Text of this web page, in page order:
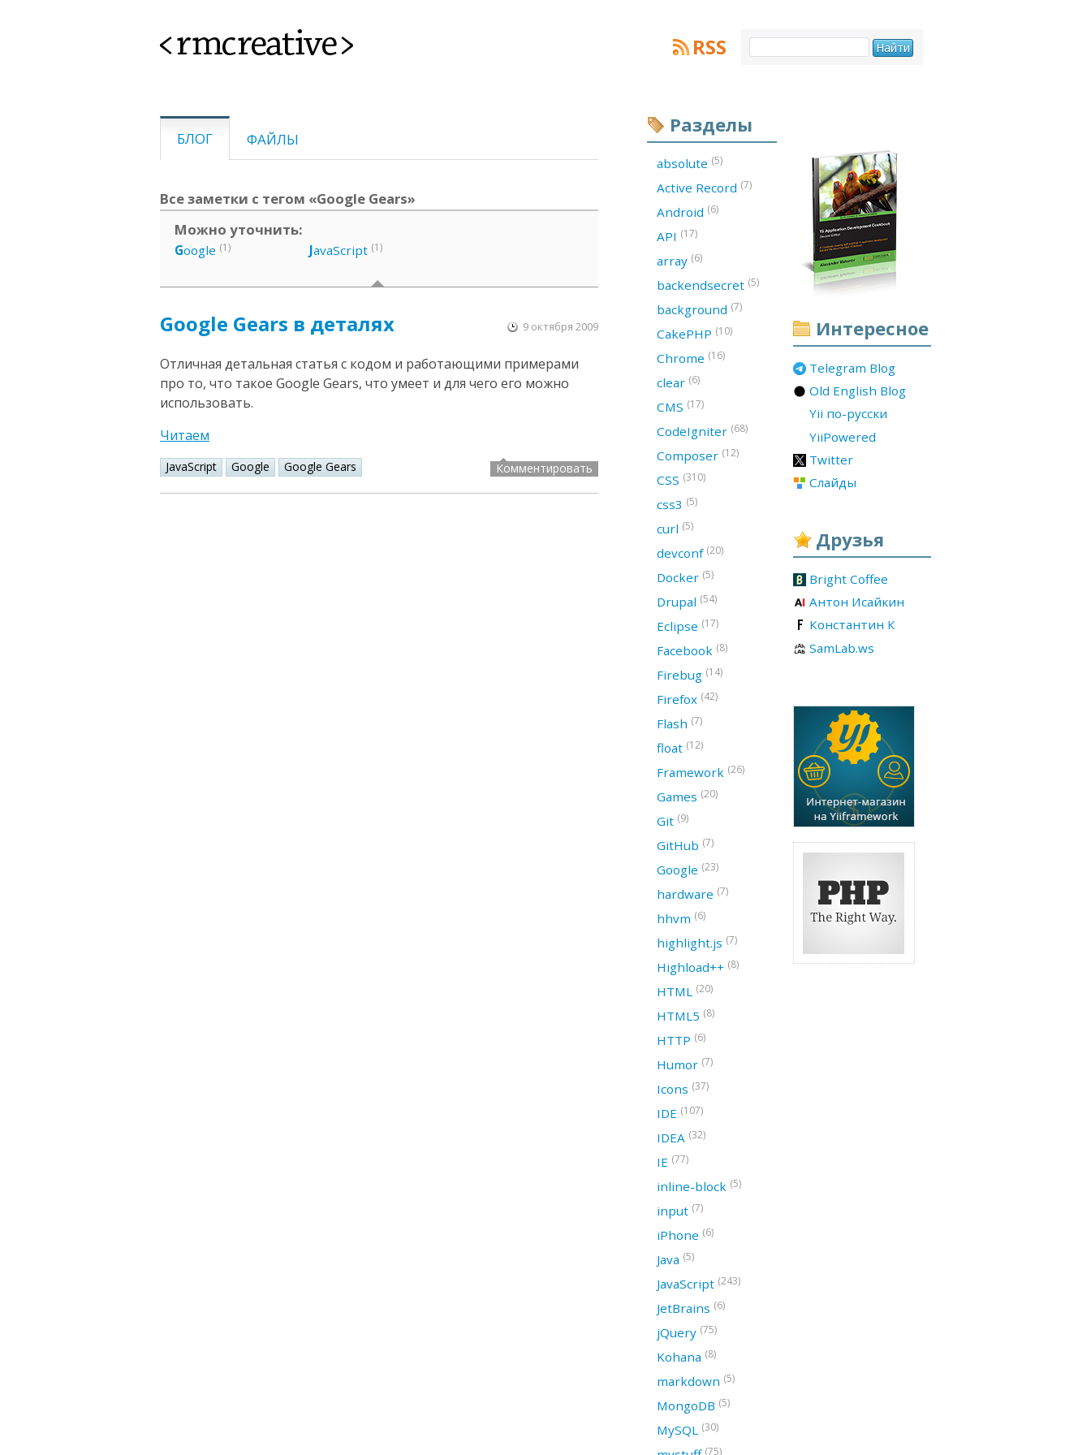
<rmcreative> RSS
БЛОГ ФАЙЛЫ
Все заметки с тегом «Google Gears»
Можно уточнить:
Google (1) JavaScript (1)
Google Gears в деталях 9 октября 2009
Отличная детальная статья с кодом и работающими примерами
про то, что такое Google Gears, что умеет и для чего его можно
использовать.
Читаем
JavaScript Google Google Gears Комментировать
Интересное
Telegram Blog
Old English Blog
Yii по-русски
YiiPowered
Twitter
Слайды
Друзья
Bright Coffee
Антон Исайкин
Константин К
SamLab.ws
Разделы
absolute (5)
Active Record (7)
Android (6)
API (17)
array (6)
backendsecret (5)
background (7)
CakePHP (10)
Chrome (16)
clear (6)
CMS (17)
CodeIgniter (68)
Composer (12)
CSS (310)
css3 (5)
curl (5)
devconf (20)
Docker (5)
Drupal (54)
Eclipse (17)
Facebook (8)
Firebug (14)
Firefox (42)
Flash (7)
float (12)
Framework (26)
Games (20)
Git (9)
GitHub (7)
Google (23)
hardware (7)
hhvm (6)
highlight.js (7)
Highload++ (8)
HTML (20)
HTML5 (8)
HTTP (6)
Humor (7)
Icons (37)
IDE (107)
IDEA (32)
IE (77)
inline-block (5)
input (7)
iPhone (6)
Java (5)
JavaScript (243)
JetBrains (6)
jQuery (75)
Kohana (8)
markdown (5)
MongoDB (5)
MySQL (30)
(75)